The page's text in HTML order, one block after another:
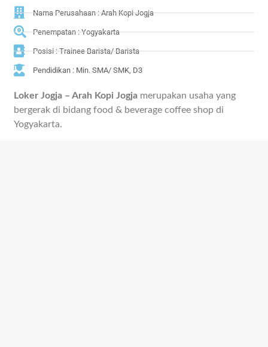
Nama Perusahaan : Arah Kopi Jogja
Penempatan : Yogyakarta
Posisi : Trainee Barista/ Barista
Pendidikan : Min. SMA/ SMK, D3
Loker Jogja – Arah Kopi Jogja merupakan usaha yang
bergerak di bidang food & beverage coffee shop di
Yogyakarta.